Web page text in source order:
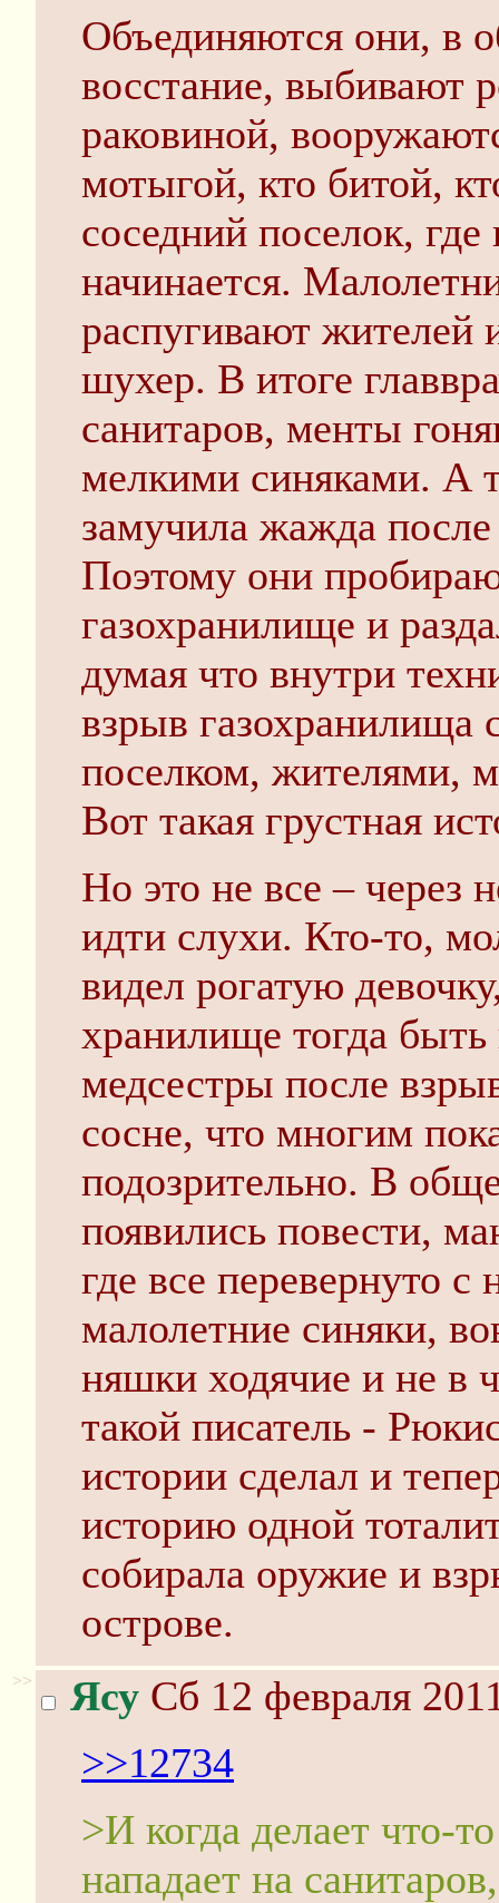
Объединяются они, в
восстание, выбивают
раковиной,
мотыгой, кто битой,
соседний поселок,
начинается.
распугивают жителей
шухер. В итоге
санитаров, менты
мелкими синяками. А
замучила жажда
Поэтому они
газохранилище и
думая что внутри
взрыв газохранилища
поселком, жителями,
Вот такая грустная
Но это не все – через
идти слухи. Кто-то,
видел рогатую
хранилище тогда
медсестры после
сосне, что многим
подозрительно. В
появились повести,
где все перевернуто с
малолетние синяки,
няшки ходячие и не в
такой писатель -
истории сделал и
историю одной
собирала оружие и
острове.
>> Ясу Сб 12 февраля
>>12734
>И когда делает что-
нападает на